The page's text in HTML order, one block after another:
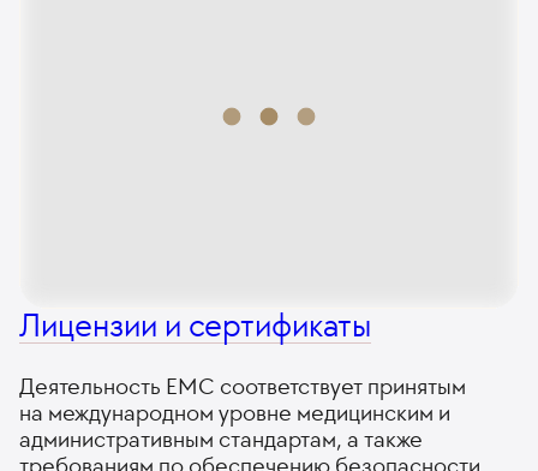
Лицензии и сертификаты
Деятельность ЕМС соответствует принятым
на международном уровне медицинским и
административным стандартам, а также
требованиям по обеспечению безопасности